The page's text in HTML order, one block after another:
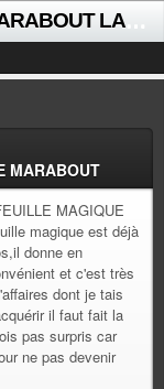
L
E PLUS GRAND ET PUISSANT MARABOUT LALAYE SORCIER VOYANT CELEBRE D'AFRIQUE INTERNATIONAL +229 +229 51021018
MARABOUT
MAGIQUE
magique est déjà
donne en
et c'est très
dont je tais
il faut fait la
pas surpris car
ne pas devenir